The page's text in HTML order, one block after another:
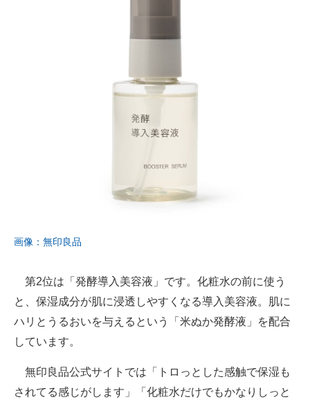
画像：無印良品
第2位は「発酵導入美容液」です。化粧水の前に使う
と、保湿成分が肌に浸透しやすくなる導入美容液。肌に
ハリとうるおいを与えるという「米ぬか発酵液」を配合
しています。
無印良品公式サイトでは「トロっとした感触で保湿も
されてる感じがします」「化粧水だけでもかなりしっと